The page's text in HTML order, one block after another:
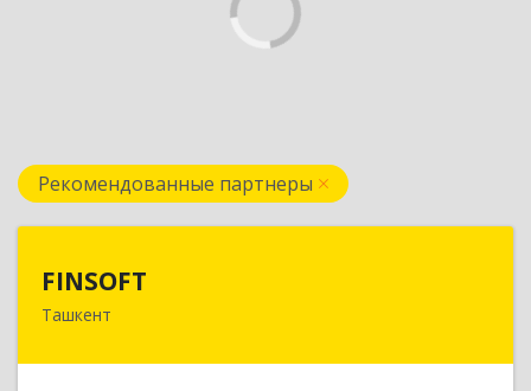
Рекомендованные партнеры
FINSOFT
Ташкент
Узбекистан г.Ташкент ул. Оромбаш, дом № 69